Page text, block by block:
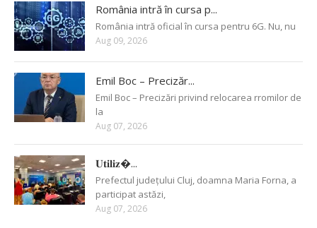
România intră în cursa p...
România intră oficial în cursa pentru 6G. Nu, nu
Aug 09, 2026
Emil Boc – Precizăr...
Emil Boc – Precizări privind relocarea rromilor de
la
Aug 07, 2026
𝐔𝐭𝐢𝐥𝐢𝐳�...
Prefectul județului Cluj, doamna Maria Forna, a
participat astăzi,
Aug 07, 2026